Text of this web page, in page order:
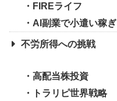
FIREライフ
AI副業で小遣い稼ぎ
不労所得への挑戦
高配当株投資
トラリピ世界戦略